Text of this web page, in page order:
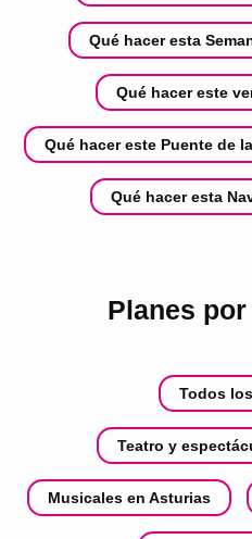
Qué hacer esta
Qué hacer este
Qué hacer este Puente de
Qué hacer esta
Planes
Todos
Teatro y
Musicales en Asturias